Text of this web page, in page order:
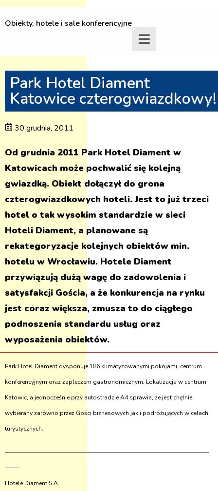
Obiekty, hotele i sale konferencyjne
Park Hotel Diament
Katowice czterogwiazdkowy!
30 grudnia, 2011
Od grudnia 2011 Park Hotel Diament w
Katowicach może pochwalić się kolejną
gwiazdką. Obiekt dołączył do grona
czterogwiazdkowych hoteli. Jest to już trzeci
hotel o tak wysokim standardzie w sieci
Hoteli Diament, a planowane są
rekategoryzacje kolejnych obiektów min.
hotelu w Wrocławiu. Hotele Diament
przywiązują dużą wagę do zadowolenia i
satysfakcji Gościa, a że konkurencja na rynku
jest coraz większa, zmusza to do ciągłego
podnoszenia standardu usług oraz
wyposażenia obiektów.
Park Hotel Diament dysponuje 186 klimatyzowanymi pokojami, centrum
konferencyjnym oraz zapleczem gastronomicznym. Lokalizacja w centrum
Katowic, a jednocześnie przy autostradzie A4 sprawia, że jest chętnie
wybierany zarówno przez Gości biznesowych jak i podróżujących w celach
turystycznych.
———————————————————————————————————
——–
Hotele Diament S.A.